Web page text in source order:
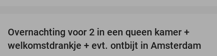
51%
Overnachting voor 2 in een queen kamer +
welkomstdrankje + evt. ontbijt in Amsterdam